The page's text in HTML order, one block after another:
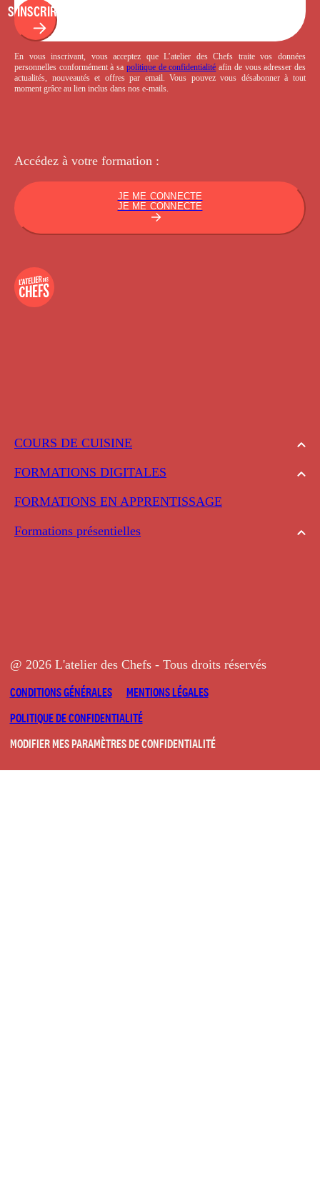
COURS DE CUISINE
FORMATIONS DIGITALES
FORMATIONS EN APPRENTISSAGE
Formations présentielles
S'INSCRIRE
En vous inscrivant, vous acceptez que L’atelier des Chefs traite vos données
personnelles conformément à sa politique de confidentialité afin de vous adresser des
actualités, nouveautés et offres par email. Vous pouvez vous désabonner à tout
moment grâce au lien inclus dans nos e-mails.
Accédez à votre formation :
JE ME CONNECTE
JE ME CONNECTE
@ 2026 L'atelier des Chefs - Tous droits réservés
CONDITIONS GÉNÉRALES
MENTIONS LÉGALES
POLITIQUE DE CONFIDENTIALITÉ
MODIFIER MES PARAMÈTRES DE CONFIDENTIALITÉ